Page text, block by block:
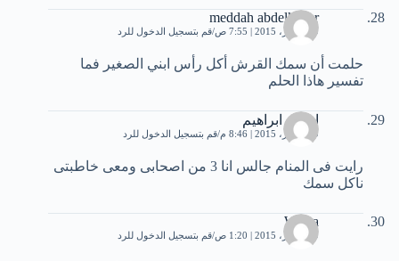
meddah abdelkader
19 أكتوبر، 2015 | 7:55 ص قم بتسجيل الدخول للرد
حلمت أن سمك القرش أكل رأس ابني الصغير فما
تفسير هاذا الحلم
اسلام ابراهيم
19 أكتوبر، 2015 | 8:46 م قم بتسجيل الدخول للرد
رايت فى المنام جالس انا 3 من اصحابى ومعى خاطبتى
ناكل سمك
Walaa
29 أكتوبر، 2015 | 1:20 ص قم بتسجيل الدخول للرد